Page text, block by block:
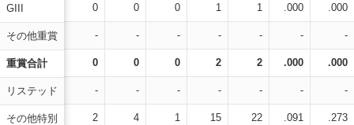
GIII
その他重賞
重賞合計
リステッド
その他特別
0 0 0 1 1 .000 .000
- - - - - - -
0 0 0 2 2 .000 .000
- - - - - - -
2 4 1 15 22 .091 .273